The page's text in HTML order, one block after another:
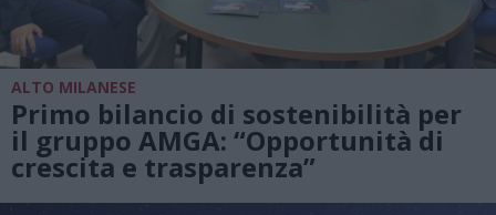
ALTO MILANESE
Primo bilancio di sostenibilità per
il gruppo AMGA: “Opportunità di
crescita e trasparenza”